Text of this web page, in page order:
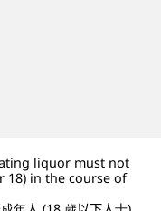
liquor must not
18) in the course of